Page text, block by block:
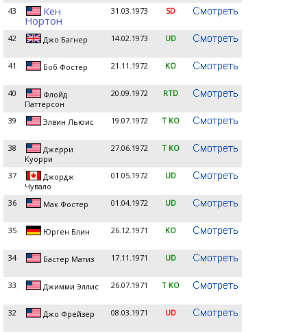
43 Кен
Нортон
31.03.1973 SD
42 Джо Багнер 14.02.1973 UD
41 Боб Фостер 21.11.1972 KO
40
Флойд
Паттерсон
20.09.1972 RTD
39 Элвин Льюис 19.07.1972 T KO
38
Джерри
Куорри
27.06.1972 T KO
37
Джордж
Чувало
01.05.1972 UD
36 Мак Фостер 01.04.1972 UD
35 Юрген Блин 26.12.1971 KO
34 Бастер Матиз 17.11.1971 UD
33 Джимми Эллис 26.07.1971 T KO
32 Джо Фрейзер 08.03.1971 UD